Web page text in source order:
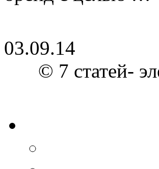
03.09.14
© 7 статей-